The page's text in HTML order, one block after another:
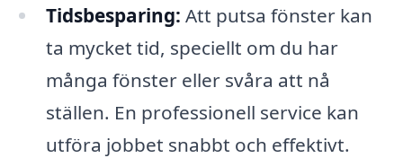
Tidsbesparing: Att putsa fönster kan
ta mycket tid, speciellt om du har
många fönster eller svåra att nå
ställen. En professionell service kan
utföra jobbet snabbt och effektivt.